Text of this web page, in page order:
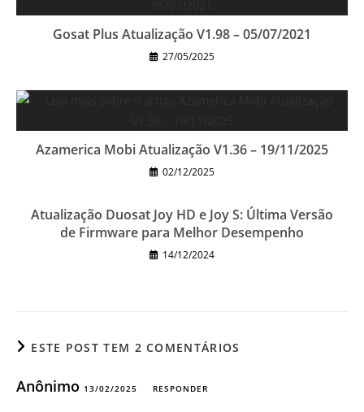
Gosat Plus Atualização V1.98 – 05/07/2021
27/05/2025
Azamerica Mobi Atualização V1.36 – 19/11/2025
02/12/2025
Atualização Duosat Joy HD e Joy S: Última Versão
de Firmware para Melhor Desempenho
14/12/2024
ESTE POST TEM 2 COMENTÁRIOS
Anônimo 13/02/2025 RESPONDER